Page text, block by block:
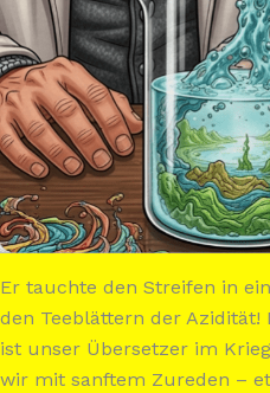
Er tauchte den Streifen in
den Teeblättern der Azidität!
ist unser Übersetzer im
wir mit sanftem Zureden –